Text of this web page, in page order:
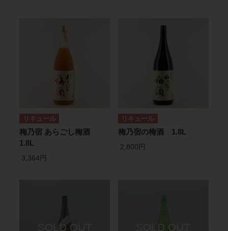
リキュール
梅乃宿 あらごし梅酒
1.8L
3,364円
リキュール
梅乃宿の梅酒 1.8L
2,800円